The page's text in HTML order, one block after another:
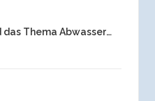
Thema Abwasser…